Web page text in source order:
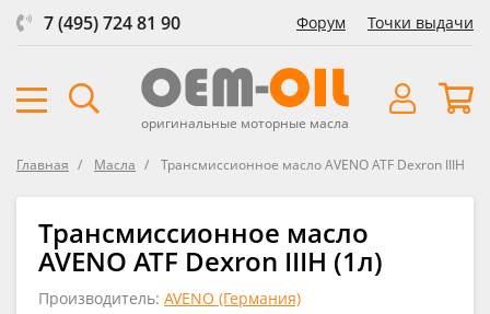
7 (495) 724 81 90 Форум Точки выдачи
оригинальные моторные масла
Главная Масла Трансмиссионное масло AVENO ATF Dexron IIIH
Трансмиссионное масло
AVENO ATF Dexron IIIH (1л)
Производитель: AVENO (Германия)